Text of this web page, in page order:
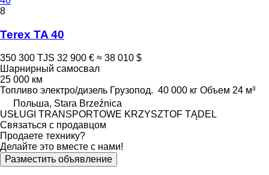
8
Terex TA 40
350 300 TJS 32 900 € ≈ 38 010 $
Шарнирный самосвал
25 000 км
Топливо электро/дизель Грузопод. 40 000 кг Объем 24 м³
Польша, Stara Brzeźnica
USŁUGI TRANSPORTOWE KRZYSZTOF TĄDEL
Связаться с продавцом
Продаете технику?
Делайте это вместе с нами!
Разместить объявление